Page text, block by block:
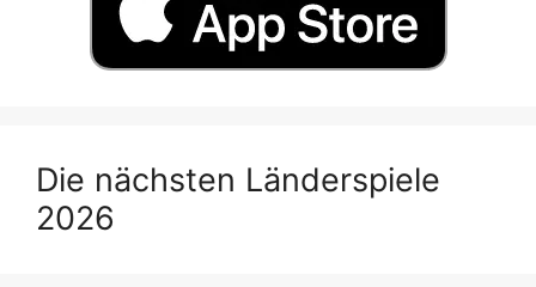
Die nächsten Länderspiele
2026